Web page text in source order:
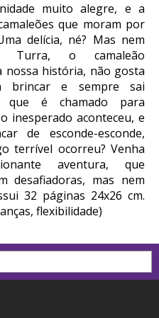
muito alegre, e a
que moram por
delícia, né? Mas nem
Turra, o camaleão
nossa história, não gosta
e sempre sai
que é chamado para
inesperado aconteceu, e
de esconde-esconde,
terrível ocorreu? Venha
aventura, que
desafiadoras, mas nem
32 páginas 24x26 cm.
flexibilidade)